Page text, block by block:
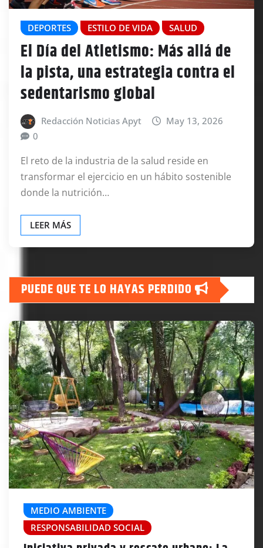
DEPORTES ESTILO DE VIDA SALUD
El Día del Atletismo: Más allá de
la pista, una estrategia contra el
sedentarismo global
Redacción Noticias Apyt
May 13, 2026
0
El reto de la industria de la salud reside en
transformar el ejercicio en un hábito sostenible
donde la nutrición…
LEER MÁS
PUEDE QUE TE LO HAYAS PERDIDO
MEDIO AMBIENTE
RESPONSABILIDAD SOCIAL